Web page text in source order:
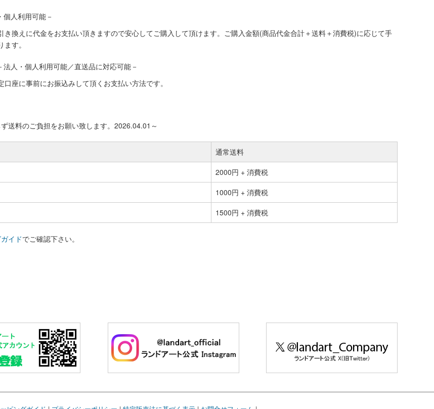
人利用可能－
き換えに代金をお支払い頂きますので安心してご購入して頂けます。ご購入金額(商品代金合計＋送料＋消費税)に応じて手
す。
人・個人利用可能／直送品に対応可能－
口座に事前にお振込みして頂くお支払い方法です。
送料のご負担をお願い致します。2026.04.01～
通常送料
2000円 + 消費税
1000円 + 消費税
1500円 + 消費税
イドでご確認下さい。